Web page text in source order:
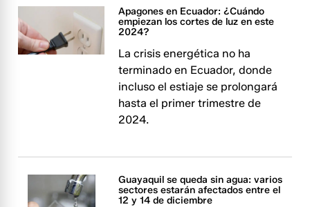
Apagones en Ecuador: ¿Cuándo
empiezan los cortes de luz en este
2024?
La crisis energética no ha
terminado en Ecuador, donde
incluso el estiaje se prolongará
hasta el primer trimestre de
2024.
Guayaquil se queda sin agua: varios
sectores estarán afectados entre el
12 y 14 de diciembre